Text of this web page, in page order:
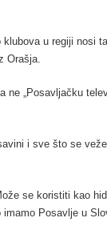
u regiji nosi
Orašja.
„Posavljačku
i sve što se
se koristiti kao
Posavlje u